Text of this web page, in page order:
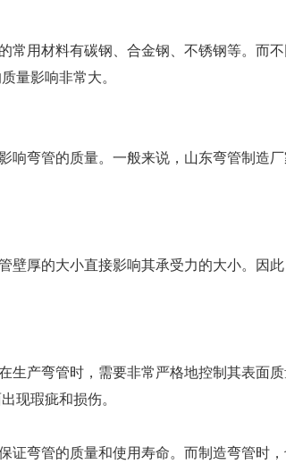
常用材料有碳钢、合金钢、不锈钢等。而
量影响非常大。
响弯管的质量。一般来说，山东弯管制造
壁厚的大小直接影响其承受力的大小。因
产弯管时，需要非常严格地控制其表面
现瑕疵和损伤。
证弯管的质量和使用寿命。而制造弯管时